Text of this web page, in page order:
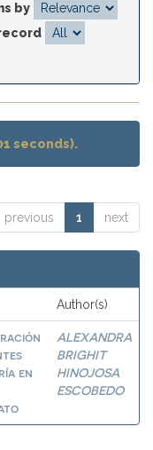
by
seconds).
previous 1 next
Author(s)
en
ALEXANDRA
BRIGHIT
HINOJOSA
ESCOBEDO